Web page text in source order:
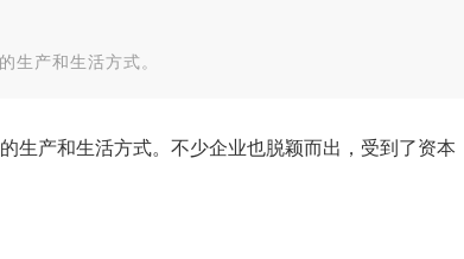
生产和生活方式。
生产和生活方式。不少企业也脱颖而出，受到了资本